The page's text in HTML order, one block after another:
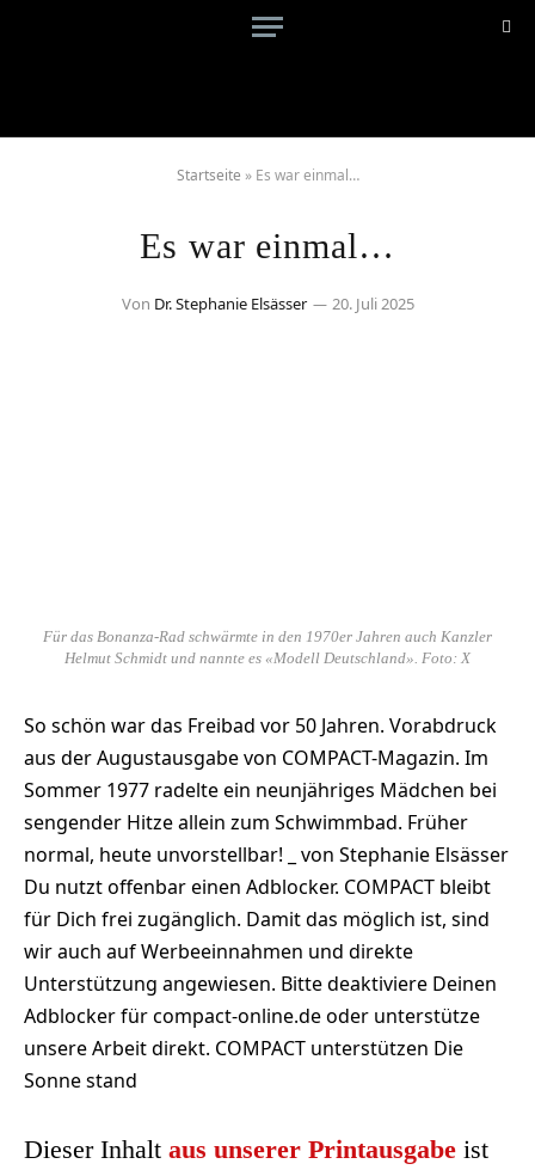
Startseite » Es war einmal…
Es war einmal…
Von Dr. Stephanie Elsässer 20. Juli 2025
Für das Bonanza-Rad schwärmte in den 1970er Jahren auch Kanzler
Helmut Schmidt und nannte es «Modell Deutschland». Foto: X
So schön war das Freibad vor 50 Jahren. Vorabdruck
aus der Augustausgabe von COMPACT-Magazin. Im
Sommer 1977 radelte ein neunjähriges Mädchen bei
sengender Hitze allein zum Schwimmbad. Früher
normal, heute unvorstellbar! _ von Stephanie Elsässer
Du nutzt offenbar einen Adblocker. COMPACT bleibt
für Dich frei zugänglich. Damit das möglich ist, sind
wir auch auf Werbeeinnahmen und direkte
Unterstützung angewiesen. Bitte deaktiviere Deinen
Adblocker für compact-online.de oder unterstütze
unsere Arbeit direkt. COMPACT unterstützen Die
Sonne stand
Dieser Inhalt aus unserer Printausgabe ist